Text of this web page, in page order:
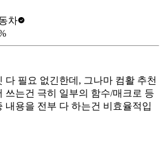
차
다 필요 없긴한데, 그나마 컴활 추천
쓰는건 극히 일부의 함수/매크로 등
내용을 전부 다 하는건 비효율적입